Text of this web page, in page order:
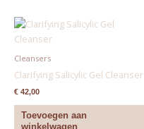
Cleansers
Clarifying Salicylic Gel Cleanser
€42,00
Toevoegen aan
winkelwagen